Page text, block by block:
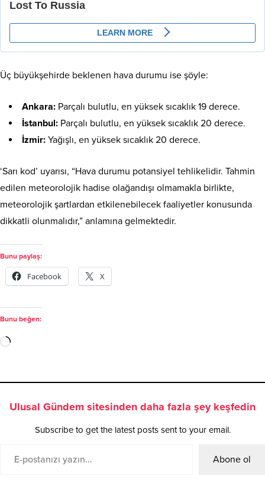
Üç büyükşehirde beklenen hava durumu ise şöyle:
Ankara: Parçalı bulutlu, en yüksek sıcaklık 19 derece.
İstanbul: Parçalı bulutlu, en yüksek sıcaklık 20 derece.
İzmir: Yağışlı, en yüksek sıcaklık 20 derece.
‘Sarı kod’ uyarısı, “Hava durumu potansiyel tehlikelidir. Tahmin
edilen meteorolojik hadise olağandışı olmamakla birlikte,
meteorolojik şartlardan etkilenebilecek faaliyetler konusunda
dikkatli olunmalıdır,” anlamına gelmektedir.
Bunu paylaş:
Facebook X
Bunu beğen:
Ulusal Gündem sitesinden daha fazla şey keşfedin
Subscribe to get the latest posts sent to your email.
Abone ol